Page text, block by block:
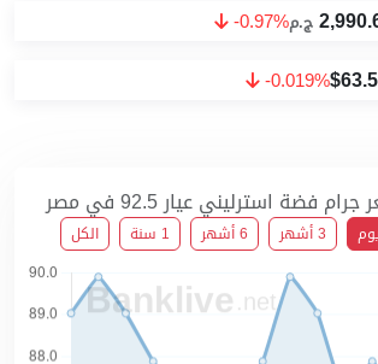
ج.م-0.97%
-0.019%
فضة استرليني عيار 92.5 في مصر
3 أشهر 6 أشهر 1 سنة الكل